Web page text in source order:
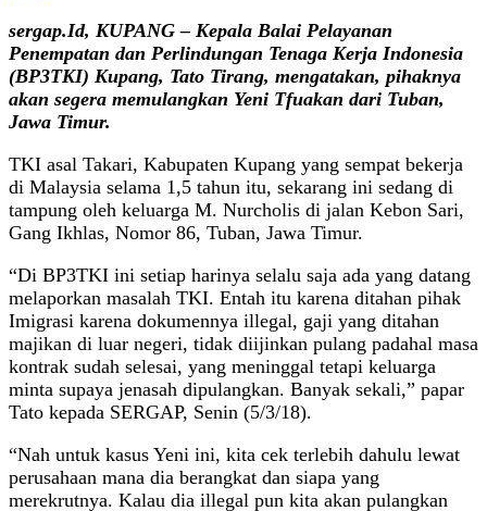
sergap.Id, KUPANG – Kepala Balai Pelayanan
Penempatan dan Perlindungan Tenaga Kerja Indonesia
(BP3TKI) Kupang, Tato Tirang, mengatakan, pihaknya
akan segera memulangkan Yeni Tfuakan dari Tuban,
Jawa Timur.
TKI asal Takari, Kabupaten Kupang yang sempat bekerja
di Malaysia selama 1,5 tahun itu, sekarang ini sedang di
tampung oleh keluarga M. Nurcholis di jalan Kebon Sari,
Gang Ikhlas, Nomor 86, Tuban, Jawa Timur.
“Di BP3TKI ini setiap harinya selalu saja ada yang datang
melaporkan masalah TKI. Entah itu karena ditahan pihak
Imigrasi karena dokumennya illegal, gaji yang ditahan
majikan di luar negeri, tidak diijinkan pulang padahal masa
kontrak sudah selesai, yang meninggal tetapi keluarga
minta supaya jenasah dipulangkan. Banyak sekali,” papar
Tato kepada SERGAP, Senin (5/3/18).
“Nah untuk kasus Yeni ini, kita cek terlebih dahulu lewat
perusahaan mana dia berangkat dan siapa yang
merekrutnya. Kalau dia illegal pun kita akan pulangkan